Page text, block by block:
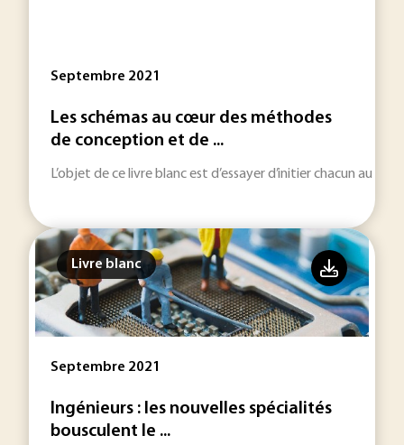
Septembre 2021
Les schémas au cœur des méthodes
de conception et de ...
L’objet de ce livre blanc est d’essayer d’initier chacun au
Livre blanc
Septembre 2021
Ingénieurs : les nouvelles spécialités
bousculent le ...